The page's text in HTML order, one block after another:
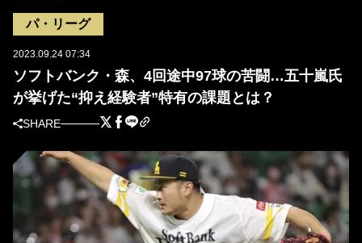
パ・リーグ
2023.09.24 07:34
ソフトバンク・森、4回途中97球の苦闘…五十嵐氏
が挙げた“抑え経験者”特有の課題とは？
SHARE